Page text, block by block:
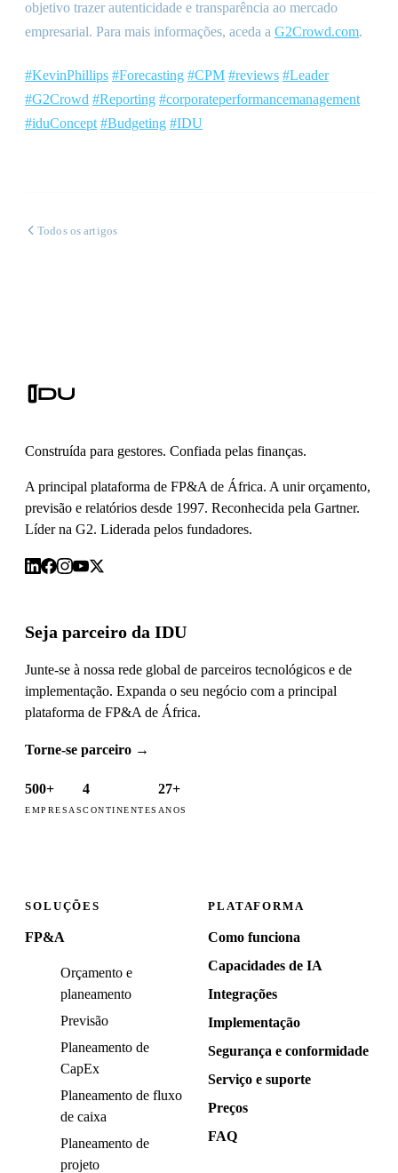
objetivo trazer autenticidade e transparência ao mercado
empresarial. Para mais informações, aceda a G2Crowd.com.
#KevinPhillips #Forecasting #CPM #reviews #Leader
#G2Crowd #Reporting #corporateperformancemanagement
#iduConcept #Budgeting #IDU
Todos os artigos
Construída para gestores. Confiada pelas finanças.
A principal plataforma de FP&A de África. A unir orçamento,
previsão e relatórios desde 1997. Reconhecida pela Gartner.
Líder na G2. Liderada pelos fundadores.
Seja parceiro da IDU
Junte-se à nossa rede global de parceiros tecnológicos e de
implementação. Expanda o seu negócio com a principal
plataforma de FP&A de África.
Torne-se parceiro →
500+
EMPRESAS
4
CONTINENTES
27+
ANOS
SOLUÇÕES
FP&A
Orçamento e
planeamento
Previsão
Planeamento de
CapEx
Planeamento de fluxo
de caixa
Planeamento de
projeto
PLATAFORMA
Como funciona
Capacidades de IA
Integrações
Implementação
Segurança e conformidade
Serviço e suporte
Preços
FAQ